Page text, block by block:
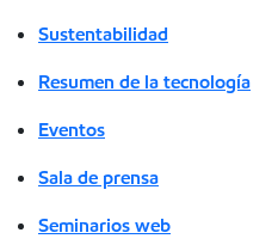
Sustentabilidad
Resumen de la tecnología
Eventos
Sala de prensa
Seminarios web